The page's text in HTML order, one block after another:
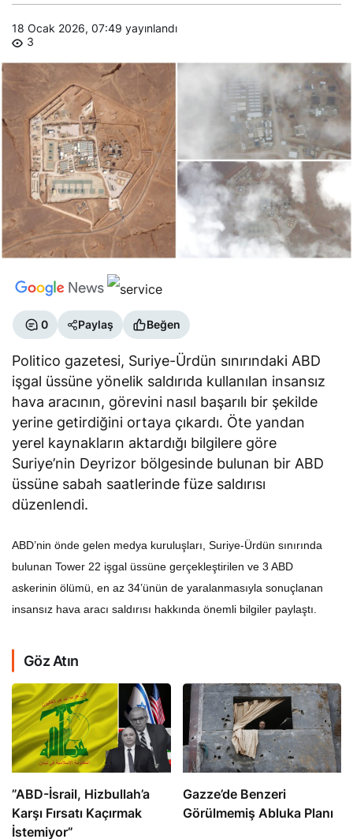
18 Ocak 2026, 07:49 yayınlandı
3
0 Paylaş Beğen
Politico gazetesi, Suriye-Ürdün sınırındaki ABD
işgal üssüne yönelik saldırıda kullanılan insansız
hava aracının, görevini nasıl başarılı bir şekilde
yerine getirdiğini ortaya çıkardı. Öte yandan
yerel kaynakların aktardığı bilgilere göre
Suriye’nin Deyrizor bölgesinde bulunan bir ABD
üssüne sabah saatlerinde füze saldırısı
düzenlendi.
ABD’nin önde gelen medya kuruluşları, Suriye-Ürdün sınırında
bulunan Tower 22 işgal üssüne gerçekleştirilen ve 3 ABD
askerinin ölümü, en az 34’ünün de yaralanmasıyla sonuçlanan
insansız hava aracı saldırısı hakkında önemli bilgiler paylaştı.
Göz Atın
​​​​​​​”ABD-İsrail, Hizbullah’a
Karşı Fırsatı Kaçırmak
İstemiyor”
​​​​​​​Gazze’de Benzeri
Görülmemiş Abluka Planı